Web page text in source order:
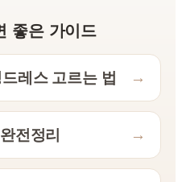
좋은 가이드
레스 고르는 법 →
전정리 →